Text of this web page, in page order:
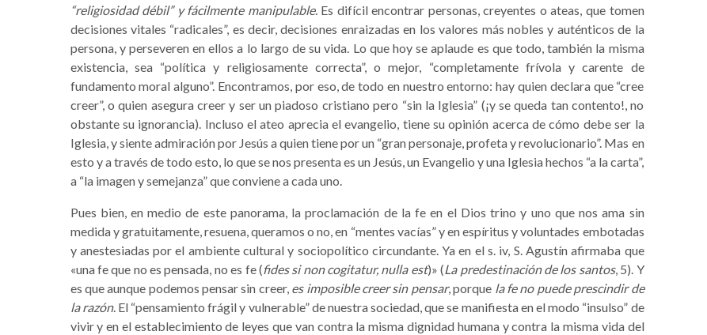
“religiosidad débil” y fácilmente manipulable. Es difícil encontrar personas, creyentes o ateas, que tomen
decisiones vitales “radicales”, es decir, decisiones enraizadas en los valores más nobles y auténticos de la
persona, y perseveren en ellos a lo largo de su vida. Lo que hoy se aplaude es que todo, también la misma
existencia, sea “política y religiosamente correcta”, o mejor, “completamente frívola y carente de
fundamento moral alguno”. Encontramos, por eso, de todo en nuestro entorno: hay quien declara que “cree
creer”, o quien asegura creer y ser un piadoso cristiano pero “sin la Iglesia” (¡y se queda tan contento!, no
obstante su ignorancia). Incluso el ateo aprecia el evangelio, tiene su opinión acerca de cómo debe ser la
Iglesia, y siente admiración por Jesús a quien tiene por un “gran personaje, profeta y revolucionario”. Mas en
esto y a través de todo esto, lo que se nos presenta es un Jesús, un Evangelio y una Iglesia hechos “a la carta”,
a “la imagen y semejanza” que conviene a cada uno.
Pues bien, en medio de este panorama, la proclamación de la fe en el Dios trino y uno que nos ama sin
medida y gratuitamente, resuena, queramos o no, en “mentes vacías” y en espíritus y voluntades embotadas
y anestesiadas por el ambiente cultural y sociopolítico circundante. Ya en el s. iv, S. Agustín afirmaba que
«una fe que no es pensada, no es fe (fides si non cogitatur, nulla est)» (La predestinación de los santos, 5). Y
es que aunque podemos pensar sin creer, es imposible creer sin pensar, porque la fe no puede prescindir de
la razón. El “pensamiento frágil y vulnerable” de nuestra sociedad, que se manifiesta en el modo “insulso” de
vivir y en el establecimiento de leyes que van contra la misma dignidad humana y contra la misma vida del